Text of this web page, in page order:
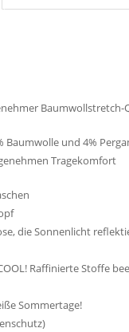
Baumwollstretch-
Baumwolle und 4%
Tragekomfort
die Sonnenlicht
Raffinierte Stoffe
Sommertage!